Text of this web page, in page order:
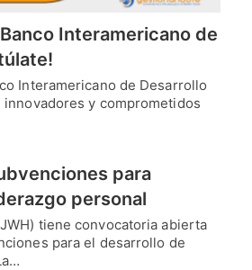
Interamericano de
Interamericano de Desarrollo
y comprometidos
para
personal
tiene convocatoria abierta
para el desarrollo de